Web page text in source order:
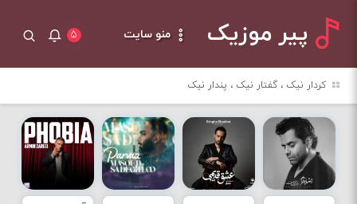
پیر موزیک منو سایت ۵
کردار نیک ، گفتار نیک ، پندار نیک